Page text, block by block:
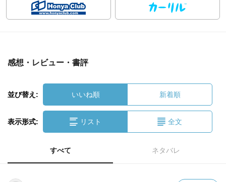
感想・レビュー・書評
並び替え: いいね順 新着順
表示形式: リスト 全文
すべて ネタバレ